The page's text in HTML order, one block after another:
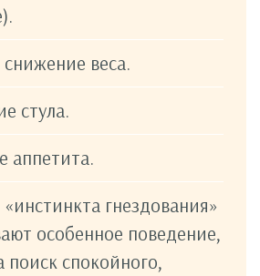
веса.
стула.
аппетита.
гнездования»
особенное поведение,
поиск спокойного,